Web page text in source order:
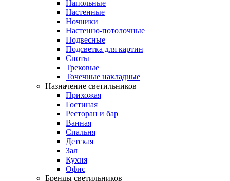
Напольные
Настенные
Ночники
Настенно-потолочные
Подвесные
Подсветка для картин
Споты
Трековые
Точечные накладные
Назначение светильников
Прихожая
Гостиная
Ресторан и бар
Ванная
Спальня
Детская
Зал
Кухня
Офис
Бренды светильников